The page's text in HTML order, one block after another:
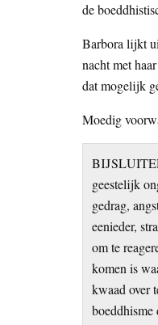
de
Barbora lijkt
nacht met
dat mogelijk
Moedig
geestelijk
gedrag,
eenieder,
om te
komen is
kwaad over
boeddhisme